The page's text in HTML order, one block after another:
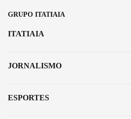
GRUPO ITATIAIA
ITATIAIA
JORNALISMO
ESPORTES